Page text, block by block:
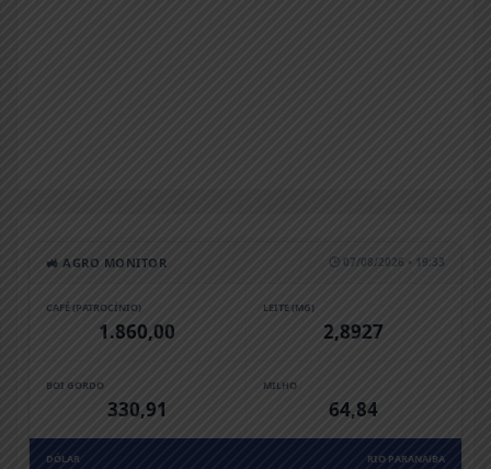
🚜 AGRO MONITOR 🕒 07/08/2026 • 19:33
CAFÉ (PATROCÍNIO)
1.860,00
LEITE (MG)
2,8927
BOI GORDO
330,91
MILHO
64,84
DÓLAR RIO PARANAíBA